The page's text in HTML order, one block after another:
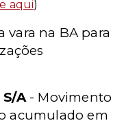
aqui)
vara na BA para
A- Movimento
acumulado em